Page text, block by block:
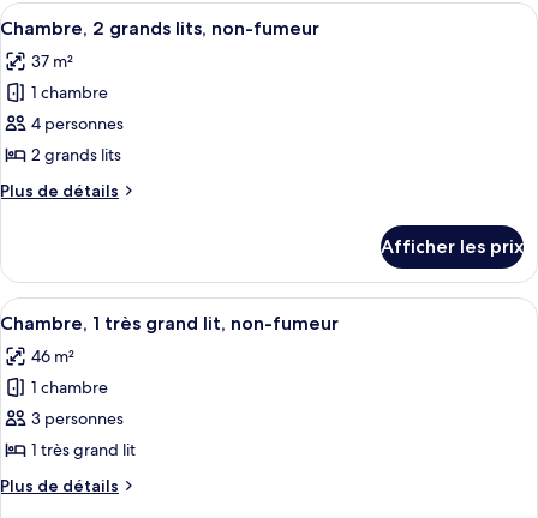
très
grand
lit
très
lit
Afficher
toutes
les
photos
pour
ce
type
de
Chambre,
grands
lits,
non-
fumeur
Une chambre d’hôtel avec deux lits,
4
Chambre, 2 grands lits, non-fumeur
37 m²
1 chambre
4 personnes
2 grands lits
Plus de détails
Plus
Chambre,
grands
non-
fumeur
Afficher les prix
Afficher
toutes
les
photos
pour
ce
type
de
Une chambre d’hôtel avec un grand
6
Chambre, 1 très grand lit, non-fumeur
46 m²
1 chambre
3 personnes
1 très grand lit
Plus de détails
Plus